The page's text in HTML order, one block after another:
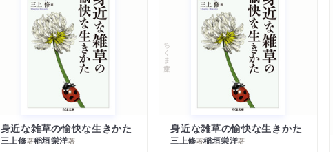
身近な雑草の愉快な生きかた
三上修著稲垣栄洋著
ちくま文庫
身近な雑草の愉快な生きかた
三上修著稲垣栄洋著